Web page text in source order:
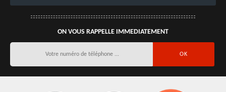
ON VOUS RAPPELLE IMMEDIATEMENT